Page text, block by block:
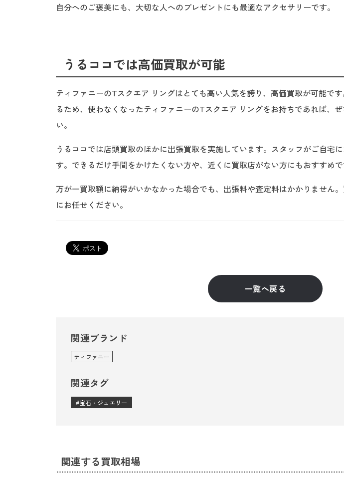
自分へのご褒美にも、大切な人へのプレゼントにも最適なアクセサリーです。
うるココでは高価買取が可能
ティファニーのTスクエア リングはとても高い人気を誇り、高価買取が可能で
るため、使わなくなったティファニーのTスクエア リングをお持ちであれば、
い。
うるココでは店頭買取のほかに出張買取を実施しています。スタッフがご自宅
す。できるだけ手間をかけたくない方や、近くに買取店がない方にもおすすめで
万が一買取額に納得がいかなかった場合でも、出張料や査定料はかかりません
にお任せください。
一覧へ戻る
関連ブランド
ティファニー
関連タグ
宝石・ジュエリー
関連する買取相場